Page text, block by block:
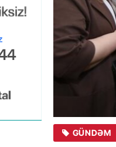
GÜNDƏM